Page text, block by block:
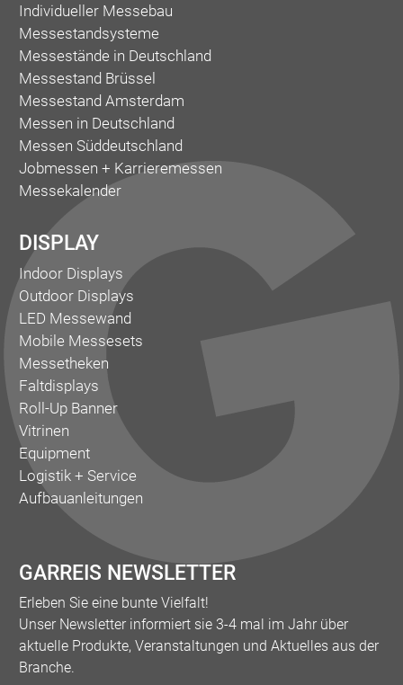
Individueller Messebau
Messestandsysteme
Messestände in Deutschland
Messestand Brüssel
Messestand Amsterdam
Messen in Deutschland
Messen Süddeutschland
Jobmessen + Karrieremessen
Messekalender
DISPLAY
Indoor Displays
Outdoor Displays
LED Messewand
Mobile Messesets
Messetheken
Faltdisplays
Roll-Up Banner
Vitrinen
Equipment
Logistik + Service
Aufbauanleitungen
GARREIS NEWSLETTER
Erleben Sie eine bunte Vielfalt!
Unser Newsletter informiert sie 3-4 mal im Jahr über
aktuelle Produkte, Veranstaltungen und Aktuelles aus der
Branche.